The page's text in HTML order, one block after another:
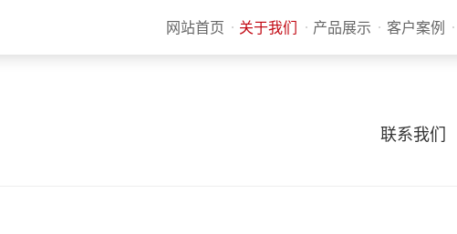
网站首页 关于我们 产品展示 客户案例
联系我们